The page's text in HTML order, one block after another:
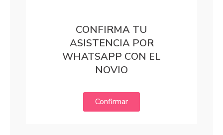
CONFIRMA TU
ASISTENCIA POR
WHATSAPP CON EL
NOVIO
Confirmar